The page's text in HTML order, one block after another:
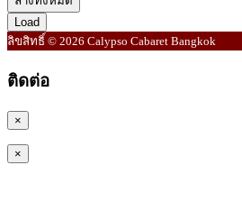
Load
ลิขสิทธิ์ © 2026 Calypso Cabaret Bangkok
ติดต่อ
×
×